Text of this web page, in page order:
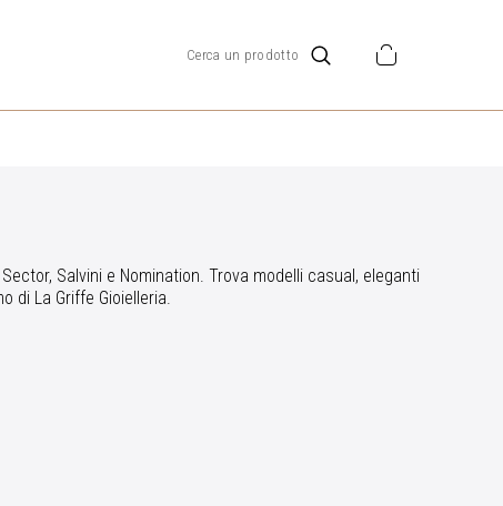
Salvini e Nomination. Trova modelli casual, eleganti
di La Griffe Gioielleria.